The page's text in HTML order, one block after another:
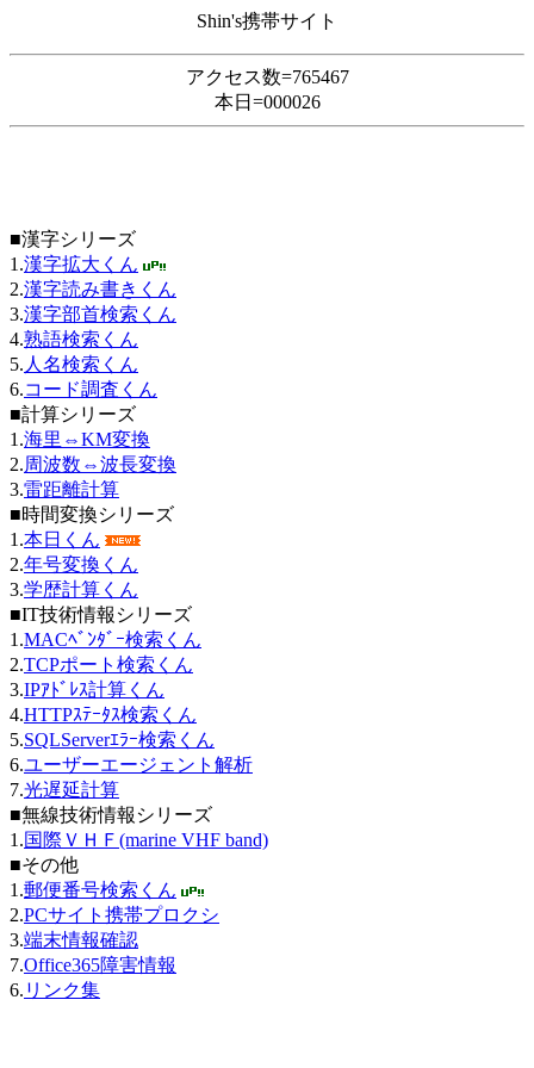
Shin's携帯サイト
アクセス数=765467
本日=000026
■漢字シリーズ
1.漢字拡大くん
2.漢字読み書きくん
3.漢字部首検索くん
4.熟語検索くん
5. 人名検索くん
6.コード調査くん
■計算シリーズ
1.海里⇔KM変換
2.周波数⇔波長変換
3.雷距離計算
■時間変換シリーズ
1.本日くん
2.年号変換くん
3.学歴計算くん
■IT技術情報シリーズ
1.MACﾍﾞﾝﾀﾞｰ検索くん
2.TCPポート検索くん
3.IPｱﾄﾞﾚｽ計算くん
4.HTTPｽﾃｰﾀｽ検索くん
5.SQLServerｴﾗｰ検索くん
6.ユーザーエージェント解析
7.光遅延計算
■無線技術情報シリーズ
1.国際ＶＨＦ(marine VHF band)
■その他
1.郵便番号検索くん
2.PCサイト携帯プロクシ
3.端末情報確認
7.Office365障害情報
6. リンク集